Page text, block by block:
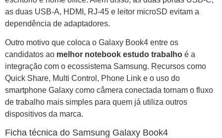
as duas USB-A, HDMI, RJ-45 e leitor microSD evitam a
dependência de adaptadores.
Outro motivo que coloca o Galaxy Book4 entre os
candidatos ao melhor notebook estudo trabalho é a
integração com o ecossistema Samsung. Recursos como
Quick Share, Multi Control, Phone Link e o uso do
smartphone Galaxy como câmera conectada tornam o fluxo
de trabalho mais simples para quem já utiliza outros
dispositivos da marca.
Ficha técnica do Samsung Galaxy Book4